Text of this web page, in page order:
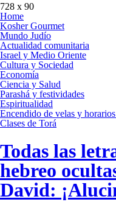
728 x 90
Home
Kosher Gourmet
Mundo Judío
Actualidad comunitaria
Israel y Medio Oriente
Cultura y Sociedad
Economía
Ciencia y Salud
Parashá y festividades
Espiritualidad
Encendido de velas y
Clases de Torá
Todas las
hebreo
David: